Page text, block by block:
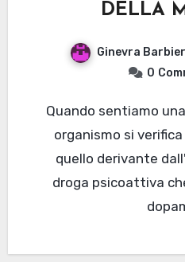
DELLA
Ginevra
0
Quando sentiamo una melodia, nel nostro
organismo si
quello derivante
droga psicoattiva